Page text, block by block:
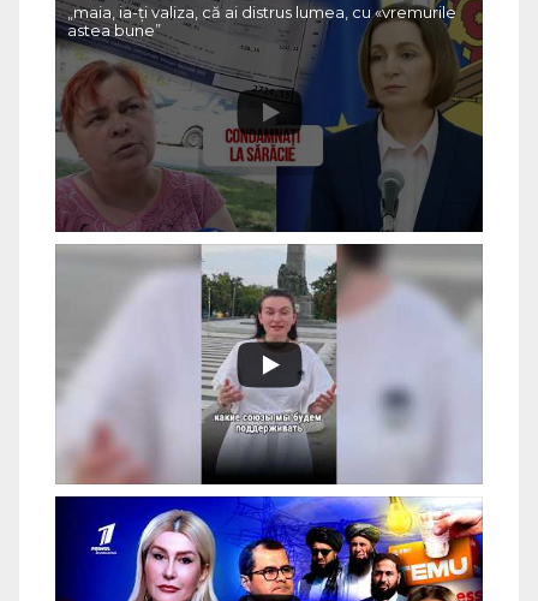
„maia, ia-ți valiza, că ai distrus lumea, cu «vremurile
astea bune”